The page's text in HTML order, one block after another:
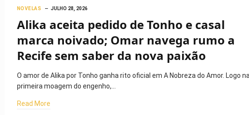
NOVELAS JULHO 28, 2026
Alika aceita pedido de Tonho e casal
marca noivado; Omar navega rumo a
Recife sem saber da nova paixão
O amor de Alika por Tonho ganha rito oficial em A Nobreza do Amor. Logo na
primeira moagem do engenho,…
Read More